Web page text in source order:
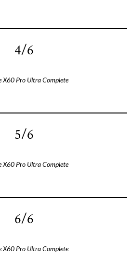
4/6
X60 Pro Ultra Complete
5/6
X60 Pro Ultra Complete
6/6
X60 Pro Ultra Complete